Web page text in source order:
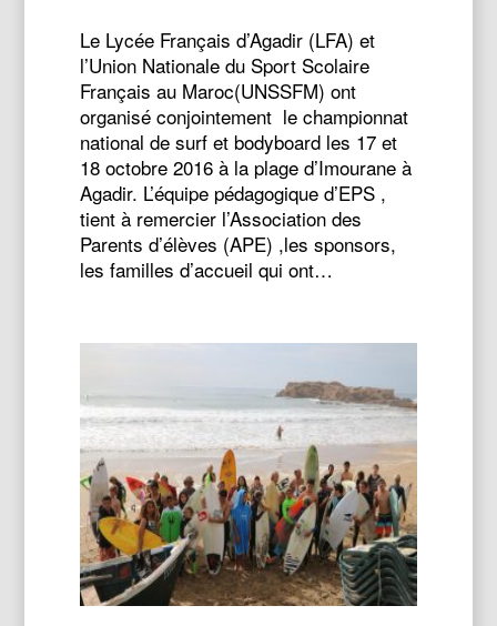
Le Lycée Français d’Agadir (LFA) et
l’Union Nationale du Sport Scolaire
Français au Maroc(UNSSFM) ont
organisé conjointement le championnat
national de surf et bodyboard les 17 et
18 octobre 2016 à la plage d’Imourane à
Agadir. L’équipe pédagogique d’EPS ,
tient à remercier l’Association des
Parents d’élèves (APE) ,les sponsors,
les familles d’accueil qui ont…